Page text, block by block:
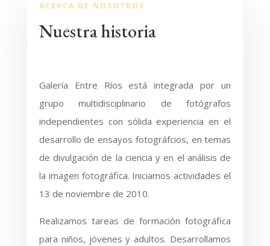
ACERCA DE NOSOTROS
Nuestra historia
Galería Entre Ríos está integrada por un
grupo multidisciplinario de fotógrafos
independientes con sólida experiencia en el
desarrollo de ensayos fotográfcios, en temas
de divulgación de la ciencia y en el análisis de
la imagen fotográfica. Iniciamos actividades el
13 de noviembre de 2010.
Realizamos tareas de formación fotográfica
para niños, jóvenes y adultos. Desarrollamos